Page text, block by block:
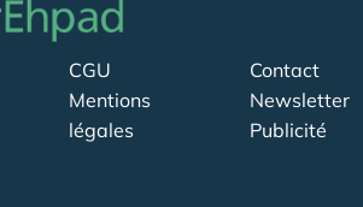
CGU
Mentions
légales
Contact
Newsletter
Publicité